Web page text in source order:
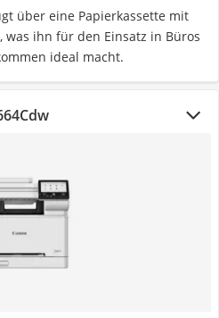
über eine Papierkassette mit
was ihn für den Einsatz in Büros
ideal macht.